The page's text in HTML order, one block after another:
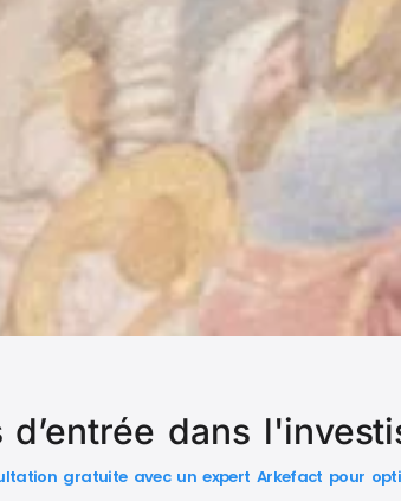
d’entrée dans
gratuite avec un expert Arkefact pour